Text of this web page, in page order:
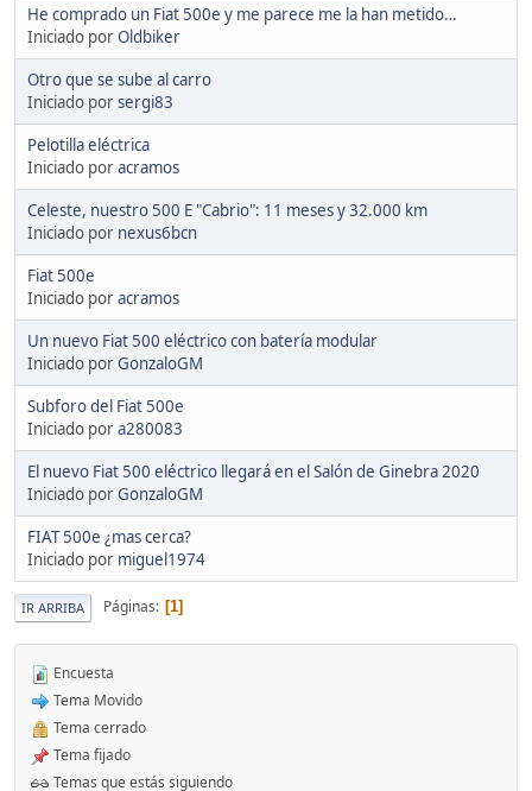
He comprado un Fiat 500e y me parece me la han metido…
Iniciado porOldbiker
Otro que se sube al carro
Iniciado porsergi83
Pelotilla eléctrica
Iniciado poracramos
Celeste, nuestro 500 E "Cabrio": 11 meses y 32.000 km
Iniciado por nexus6bcn
Fiat 500e
Iniciado poracramos
Un nuevo Fiat 500 eléctrico con batería modular
Iniciado porGonzaloGM
Subforo del Fiat 500e
Iniciado pora280083
El nuevo Fiat 500 eléctrico llegará en el Salón de Ginebra 2020
Iniciado porGonzaloGM
FIAT 500e ¿mas cerca?
Iniciado por miguel1974
IR ARRIBA Páginas 1
Encuesta
Tema Movido
Tema cerrado
Tema fijado
Temas que estás siguiendo